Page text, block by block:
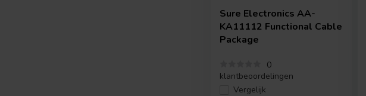
Sure Electronics AA-
KA11112 Functional Cable
Package
0
klantbeoordelingen
Vergelijk